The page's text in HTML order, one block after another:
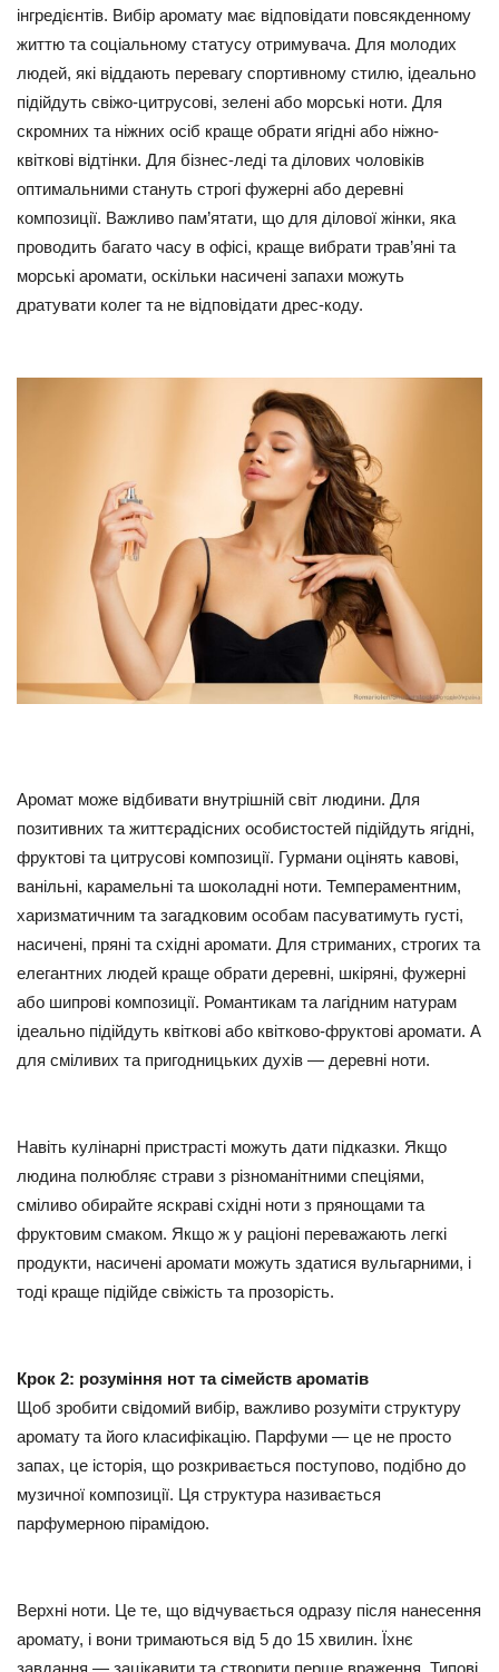
інгредієнтів. Вибір аромату має відповідати повсякденному
життю та соціальному статусу отримувача. Для молодих
людей, які віддають перевагу спортивному стилю, ідеально
підійдуть свіжо-цитрусові, зелені або морські ноти. Для
скромних та ніжних осіб краще обрати ягідні або ніжно-
квіткові відтінки. Для бізнес-леді та ділових чоловіків
оптимальними стануть строгі фужерні або деревні
композиції. Важливо пам’ятати, що для ділової жінки, яка
проводить багато часу в офісі, краще вибрати трав’яні та
морські аромати, оскільки насичені запахи можуть
дратувати колег та не відповідати дрес-коду.
Аромат може відбивати внутрішній світ людини. Для
позитивних та життєрадісних особистостей підійдуть ягідні,
фруктові та цитрусові композиції. Гурмани оцінять кавові,
ванільні, карамельні та шоколадні ноти. Темпераментним,
харизматичним та загадковим особам пасуватимуть густі,
насичені, пряні та східні аромати. Для стриманих, строгих та
елегантних людей краще обрати деревні, шкіряні, фужерні
або шипрові композиції. Романтикам та лагідним натурам
ідеально підійдуть квіткові або квітково-фруктові аромати. А
для сміливих та пригодницьких духів — деревні ноти.
Навіть кулінарні пристрасті можуть дати підказки. Якщо
людина полюбляє страви з різноманітними спеціями,
сміливо обирайте яскраві східні ноти з прянощами та
фруктовим смаком. Якщо ж у раціоні переважають легкі
продукти, насичені аромати можуть здатися вульгарними, і
тоді краще підійде свіжість та прозорість.
Крок 2: розуміння нот та сімейств ароматів
Щоб зробити свідомий вибір, важливо розуміти структуру
аромату та його класифікацію. Парфуми — це не просто
запах, це історія, що розкривається поступово, подібно до
музичної композиції. Ця структура називається
парфумерною пірамідою.
Верхні ноти. Це те, що відчувається одразу після нанесення
аромату, і вони тримаються від 5 до 15 хвилин. Їхнє
завдання — зацікавити та створити перше враження. Типові